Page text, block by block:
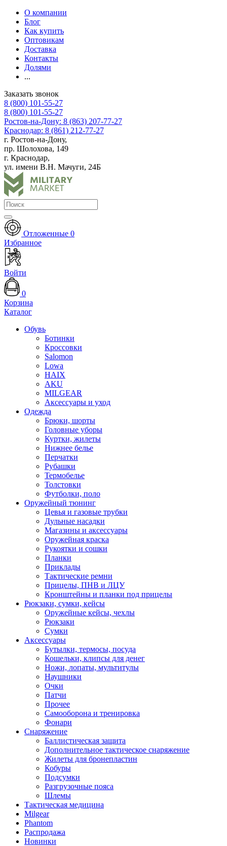
О компании
Блог
Как купить
Оптовикам
Доставка
Контакты
Долями
...
Заказать звонок
8 (800) 101-55-27
8 (800) 101-55-27
Ростов-на-Дону: 8 (863) 207-77-27
Краснодар: 8 (861) 212-77-27
г. Ростов-на-Дону,
пр. Шолохова, 149
г. Краснодар,
ул. имени В.Н. Мачуги, 24Б
Отложенные 0
Избранное
Войти
0
Корзина
Каталог
Обувь
Ботинки
Кроссовки
Salomon
Lowa
HAIX
AKU
MILGEAR
Аксессуары и уход
Одежда
Брюки, шорты
Головные уборы
Куртки, жилеты
Нижнее белье
Перчатки
Рубашки
Термобелье
Толстовки
Футболки, поло
Оружейный тюнинг
Цевья и газовые трубки
Дульные насадки
Магазины и аксессуары
Оружейная краска
Рукоятки и сошки
Планки
Приклады
Тактические ремни
Прицелы, ПНВ и ЛЦУ
Кронштейны и планки под прицелы
Рюкзаки, сумки, кейсы
Оружейные кейсы, чехлы
Рюкзаки
Сумки
Аксессуары
Бутылки, термосы, посуда
Кошельки, клипсы для денег
Ножи, лопаты, мультитулы
Наушники
Очки
Патчи
Прочее
Самооборона и тренировка
Фонари
Снаряжение
Баллистическая защита
Дополнительное тактическое снаряжение
Жилеты для бронепластин
Кобуры
Подсумки
Разгрузочные пояса
Шлемы
Тактическая медицина
Milgear
Phantom
Распродажа
Новинки